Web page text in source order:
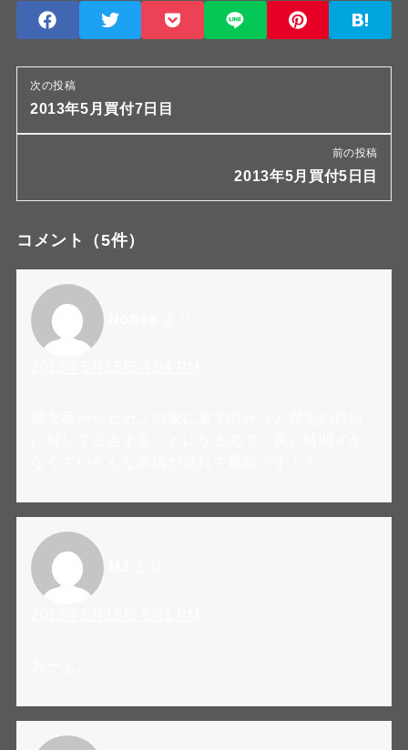
次の投稿
2013年5月買付7日目
前の投稿
2013年5月買付5日目
コメント （5件）